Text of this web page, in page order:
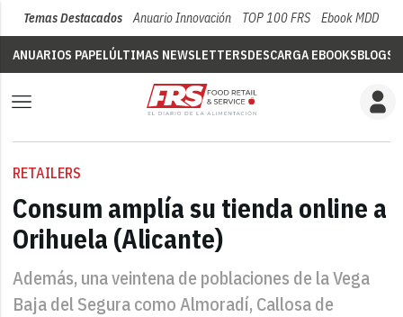
Temas Destacados Anuario Innovación TOP 100 FRS Ebook MDD
ANUARIOS PAPELÚLTIMAS NEWSLETTERSDESCARGA EBOOKSBLOGS
RETAILERS
Consum amplía su tienda online a
Orihuela (Alicante)
Además, una veintena de poblaciones de la Vega
Baja del Segura como Almoradí, Callosa de